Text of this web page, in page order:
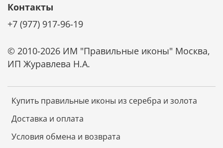
Купить правильные иконы из серебра и золота
Доставка и оплата
Условия обмена и возврата
Контакты
+7 (977) 917-96-19
© 2010-2026 ИМ "Правильные иконы" Москва,
ИП Журавлева Н.А.